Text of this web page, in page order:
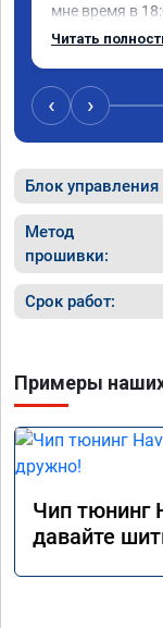
мне время в
Работу
Читать
‹ ›
Блок
Метод
прошивки:
Срок работ:
Примеры
Чип тюнинг
давайте